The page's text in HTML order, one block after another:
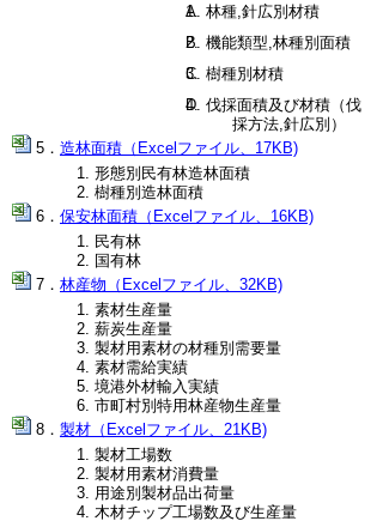
A. 林種,針広別材積
B. 機能類型,林種別面積
C. 樹種別材積
D. 伐採面積及び材積（伐
採方法,針広別）
造林面積（Excelファイル、17KB)
形態別民有林造林面積
樹種別造林面積
保安林面積（Excelファイル、16KB)
民有林
国有林
林産物（Excelファイル、32KB)
素材生産量
薪炭生産量
製材用素材の材種別需要量
素材需給実績
境港外材輸入実績
市町村別特用林産物生産量
製材（Excelファイル、21KB)
製材工場数
製材用素材消費量
用途別製材品出荷量
木材チップ工場数及び生産量